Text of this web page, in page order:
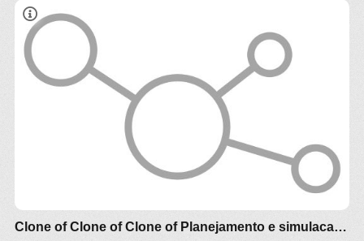
Clone of Clone of Clone of Planejamento e simulacao de Custo producao Industrial - Modelagem (aluno10)